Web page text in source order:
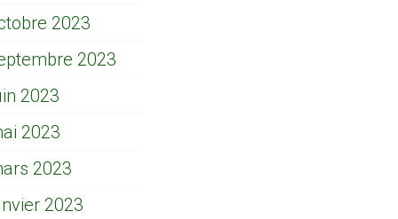
2023
2023
2023
2023
2023
2023